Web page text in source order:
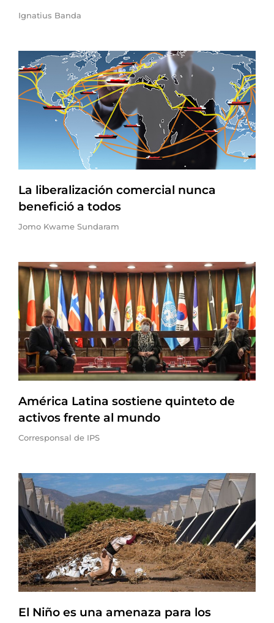
Ignatius Banda
La liberalización comercial nunca
benefició a todos
Jomo Kwame Sundaram
América Latina sostiene quinteto de
activos frente al mundo
Corresponsal de IPS
El Niño es una amenaza para los